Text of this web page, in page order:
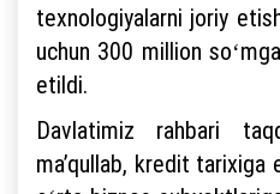
texnologiyalarni joriy
uchun 300 million
etildi.
Davlatimiz rahbari
maʼqullab, kredit tarixiga